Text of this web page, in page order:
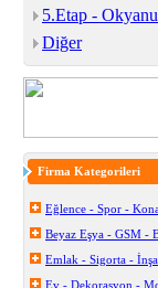
5.Etap -
Diğer
Firma Kategorileri
Eğlence - Spor -
Beyaz Eşya - GSM -
Emlak - Sigorta -
Ev - Dekorasyon -